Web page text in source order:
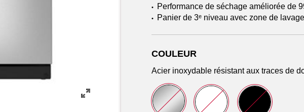
• Performance de séchage améliorée de
• Panier de 3ᵉ niveau avec zone de lavage
COULEUR
Acier inoxydable résistant aux traces de